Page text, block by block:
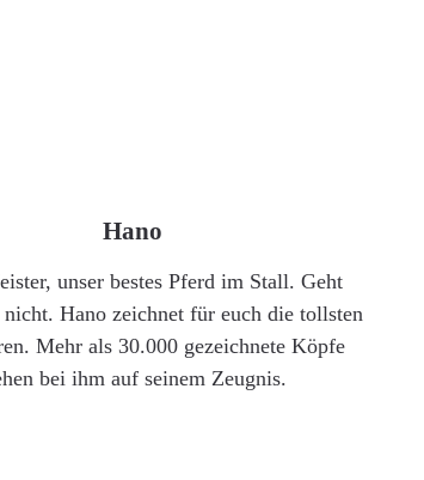
Hano
unser bestes Pferd im Stall. Geht
Hano zeichnet für euch die tollsten
Mehr als 30.000 gezeichnete Köpfe
bei ihm auf seinem Zeugnis.